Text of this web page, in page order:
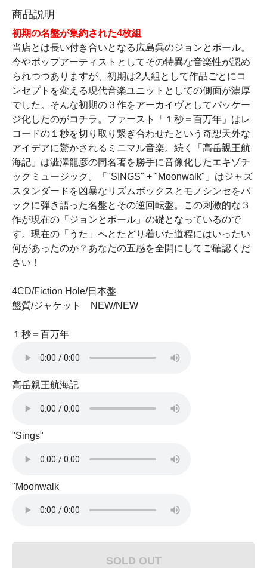
商品説明
初期の名盤が集約された4枚組
当店とは長い付き合いとなる広島呉のジョンとポール。
今やポップアーティストとしてその特異な音楽性が認め
られつつありますが、初期は2人組として作品ごとにコ
ンセプトを変える現代音楽ユニットとしての側面が濃厚
でした。そんな初期の３作をアーカイヴとしてパッケー
ジ化したのがコチラ。ファースト「１秒＝百万年」はレ
コードの１秒を切り取り繋ぎ合わせたという奇想天外な
アイデアに驚かされるミニマル音楽。続く「高岳親王航
海記」は澁澤龍彦の同名著を勝手に音像化したエキゾチ
ックミュージック。「"SINGS" + "Moonwalk"」はジャズ
スタンダードを凶暴なリズムボックスとモノシンセをバ
ックに弾き語った名盤とその逆回転盤。この刺激的な３
作が現在の「ジョンとポール」の礎となっているので
す。現在の「うた」へとたどり着いた道程にはいったい
何があったのか？あなたの五感を全開にしてご確認くだ
さい！
4CD/Fiction Hole/日本盤
盤質/ジャケット NEW/NEW
１秒＝百万年
高岳親王航海記
"Sings"
"Moonwalk
SOLD OUT